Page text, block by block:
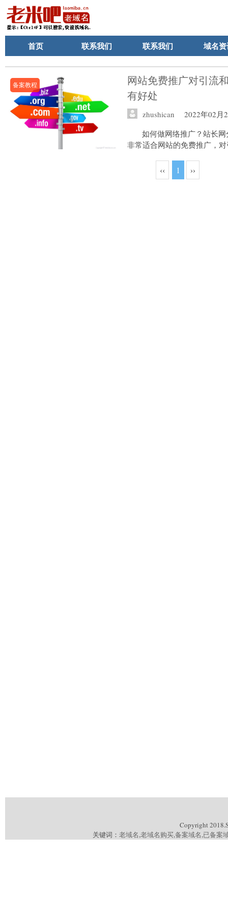
首页 联系我们 联系我们 域名
备案教程
网站免费推广对引流
有好处
zhushican
2022年02月
如何做网络推广？站长
非常适合网站的免费推广，
‹‹ 1 ››
Copyright
关键词： 老域名,老域名购买,备案域名,已备案